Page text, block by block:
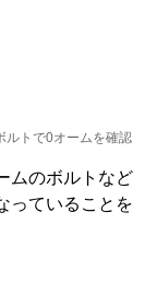
ルトで0オームを確認
ムのボルトなど
っていることを